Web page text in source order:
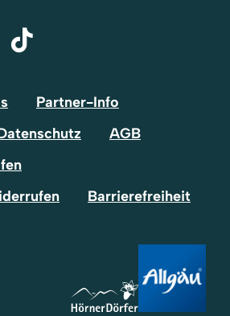
Tik-
Partner-Info
AGB
Barrierefreiheit